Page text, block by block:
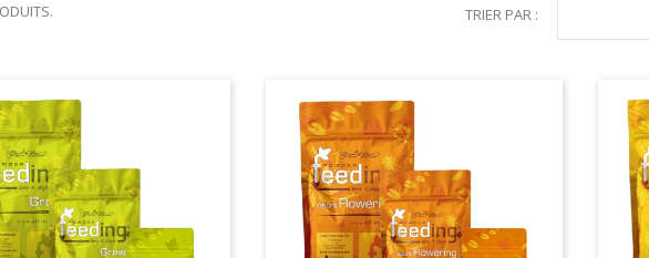
ET FLORAISON
TRIER PAR :